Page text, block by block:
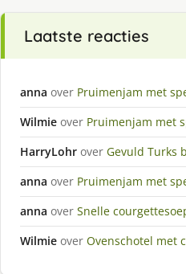
Laatste reacties
anna over Pruimenjam met
Wilmie over Pruimenjam met
HarryLohr over Gevuld Turks
anna over Pruimenjam met
anna over Snelle
Wilmie over Ovenschotel met